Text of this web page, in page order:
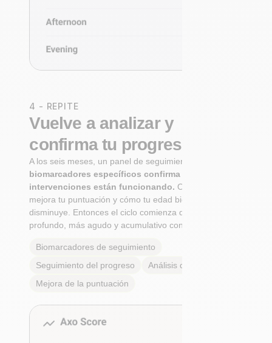
4 - REPITE
Vuelve a analizar y
confirma tu progreso
A los seis meses, un panel de seguimiento de
biomarcadores específicos confirma si tus
intervenciones están funcionando.Observa cómo
mejora tu puntuación y cómo tu edad biológica
disminuye. Entonces el ciclo comienza de nuevo: Más
profundo, más agudo y acumulativo con cada paso.
Biomarcadores de seguimiento
Seguimiento del progreso
Análisis de tendencias
Mejora de la puntuación